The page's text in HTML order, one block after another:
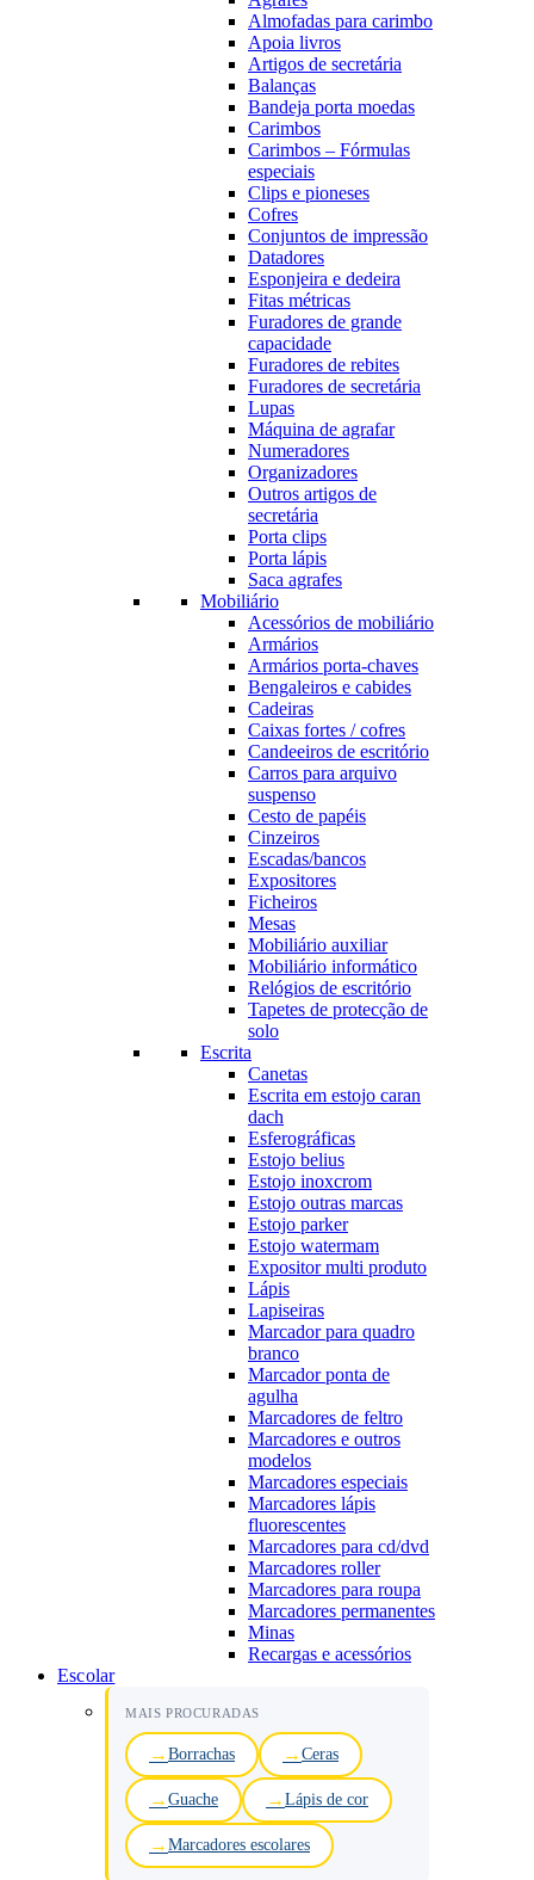
Almofadas para carimbo
Apoia livros
Artigos de secretária
Balanças
Bandeja porta moedas
Carimbos
Carimbos – Fórmulas
especiais
Clips e pioneses
Cofres
Conjuntos de impressão
Datadores
Esponjeira e dedeira
Fitas métricas
Furadores de grande
capacidade
Furadores de rebites
Furadores de secretária
Lupas
Máquina de agrafar
Numeradores
Organizadores
Outros artigos de
secretária
Porta clips
Porta lápis
Saca agrafes
Mobiliário
Acessórios de mobiliário
Armários
Armários porta-chaves
Bengaleiros e cabides
Cadeiras
Caixas fortes / cofres
Candeeiros de escritório
Carros para arquivo
suspenso
Cesto de papéis
Cinzeiros
Escadas/bancos
Expositores
Ficheiros
Mesas
Mobiliário auxiliar
Mobiliário informático
Relógios de escritório
Tapetes de protecção de
solo
Escrita
Canetas
Escrita em estojo caran
dach
Esferográficas
Estojo belius
Estojo inoxcrom
Estojo outras marcas
Estojo parker
Estojo watermam
Expositor multi produto
Lápis
Lapiseiras
Marcador para quadro
branco
Marcador ponta de
agulha
Marcadores de feltro
Marcadores e outros
modelos
Marcadores especiais
Marcadores lápis
fluorescentes
Marcadores para cd/dvd
Marcadores roller
Marcadores para roupa
Marcadores permanentes
Minas
Recargas e acessórios
Escolar
MAIS PROCURADAS
Borrachas Ceras
Guache Lápis de cor
Marcadores escolares